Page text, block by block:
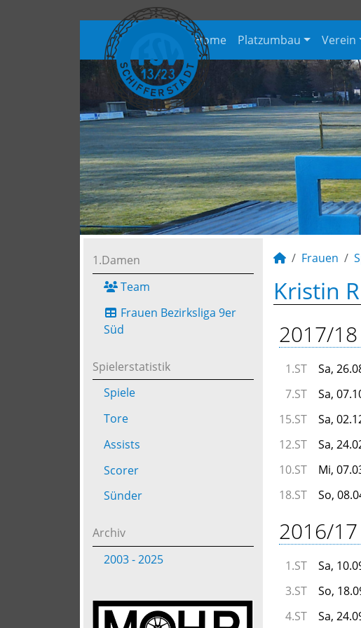
Home Platzumbau Verein
1.Damen
Team
Frauen Bezirksliga 9er
Süd
Spielerstatistik
Spiele
Tore
Assists
Scorer
Sünder
Archiv
2003 - 2025
Frauen
Kristin
2017/18
1.ST Sa,
7.ST Sa,
15.ST Sa,
12.ST Sa,
10.ST Mi,
18.ST So,
2016/17
1.ST Sa,
3.ST So,
4.ST Sa,